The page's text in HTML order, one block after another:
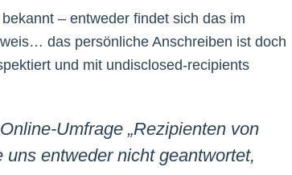
– entweder findet sich das im
das persönliche Anschreiben ist doch
und mit undisclosed-recipients
Umfrage „Rezipienten von
entweder nicht geantwortet,